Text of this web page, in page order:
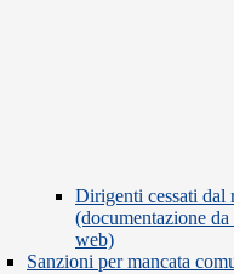
Dirigenti cessati dal
(documentazione
web)
Sanzioni per mancata